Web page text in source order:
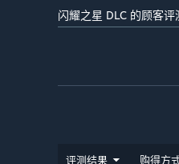
存储空间:
闪耀之星 DLC 的顾客评
评测结果 购得方